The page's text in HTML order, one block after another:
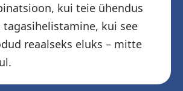
kui teie ühendus
tagasihelistamine, kui see
reaalseks eluks – mitte